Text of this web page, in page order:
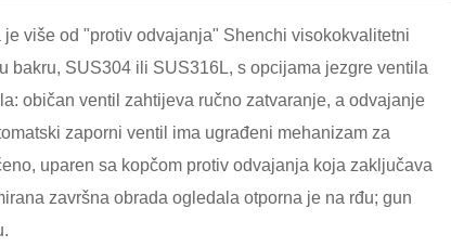
više od "protiv odvajanja" Shenchi visokokvalitetni
bakru, SUS304 ili SUS316L, s opcijama jezgre ventila
običan ventil zahtijeva ručno zatvaranje, a odvajanje
zaporni ventil ima ugrađeni mehanizam za
uparen sa kopčom protiv odvajanja koja zaključava
završna obrada ogledala otporna je na rđu; gun